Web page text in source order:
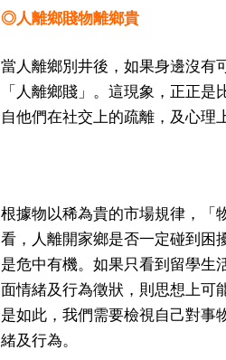
◎人離鄉賤物離鄉貴
當人離鄉別井後，如果身邊沒有
「人離鄉賤」。這現象，正正是
自他們在社交上的疏離，及心理
根據物以稀為貴的市場規律，「
看，人離開家鄉是否一定碰到困
是危中有機。如果只看到留學生
面情緒及行為徵狀，則思想上可
是如此，我們需要檢視自己對事
緒及行為。